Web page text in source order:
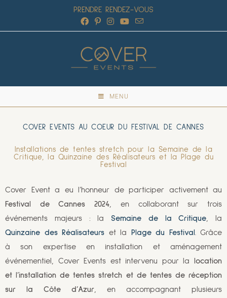
PRENDRE RENDEZ-VOUS
MENU
COVER EVENTS AU COEUR DU FESTIVAL DE CANNES
Installations de tentes stretch pour la Semaine de la
Critique, la Quinzaine des Réalisateurs et la Plage du
Festival
Cover Event a eu l’honneur de participer activement au
Festival de Cannes 2024, en collaborant sur trois
événements majeurs : la Semaine de la Critique, la
Quinzaine des Réalisateurs et la Plage du Festival . Grâce
à son expertise en installation et aménagement
événementiel, Cover Events est intervenu pour la
location
et l’installation de tentes stretch et de tentes de réception
sur la Côte d’Azur, en accompagnant plusieurs